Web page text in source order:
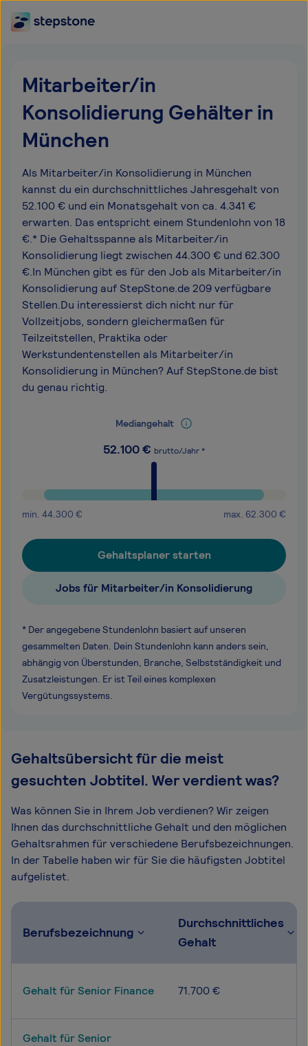
Mitarbeiter/in
Konsolidierung Gehälter in
München
Als Mitarbeiter/in Konsolidierung in München
kannst du ein durchschnittliches Jahresgehalt von
52.100 € und ein Monatsgehalt von ca. 4.341 €
erwarten. Das entspricht einem Stundenlohn von 18
€.* Die Gehaltsspanne als Mitarbeiter/in
Konsolidierung liegt zwischen 44.300 € und 62.300
€.In München gibt es für den Job als Mitarbeiter/in
Konsolidierung auf StepStone.de 209 verfügbare
Stellen.Du interessierst dich nicht nur für
Vollzeitjobs, sondern gleichermaßen für
Teilzeitstellen, Praktika oder
Werkstundentenstellen als Mitarbeiter/in
Konsolidierung in München? Auf StepStone.de bist
du genau richtig.
Mediangehalt
52.100€ brutto/Jahr *
min. 44.300 € max. 62.300 €
Gehaltsplaner starten
Jobs für Mitarbeiter/in Konsolidierung
* Der angegebene Stundenlohn basiert auf unseren
gesammelten Daten. Dein Stundenlohn kann anders sein,
abhängig von Überstunden, Branche, Selbstständigkeit und
Zusatzleistungen. Er ist Teil eines komplexen
Vergütungssystems.
Gehaltsübersicht für die meist
gesuchten Jobtitel. Wer verdient was?
Was können Sie in Ihrem Job verdienen? Wir zeigen
Ihnen das durchschnittliche Gehalt und den möglichen
Gehaltsrahmen für verschiedene Berufsbezeichnungen.
In der Tabelle haben wir für Sie die häufigsten Jobtitel
aufgelistet.
Berufsbezeichnung
Durchschnittliches
Gehalt
Gehalt für Senior Finance 71.700 €
Gehalt für Senior